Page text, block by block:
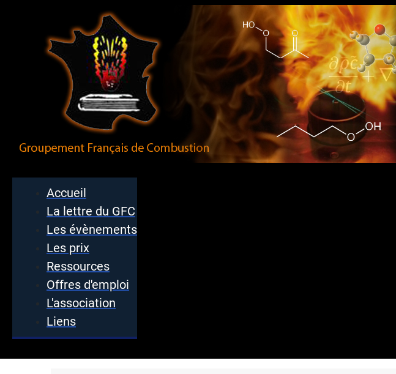
Accueil
La lettre du GFC
Les évènements
Les prix
Ressources
Offres d'emploi
L'association
Liens